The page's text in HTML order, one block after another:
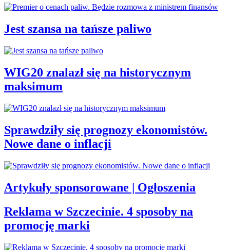
Jest szansa na tańsze paliwo
WIG20 znalazł się na historycznym
maksimum
Sprawdziły się prognozy ekonomistów.
Nowe dane o inflacji
Artykuły sponsorowane | Ogłoszenia
Reklama w Szczecinie. 4 sposoby na
promocję marki